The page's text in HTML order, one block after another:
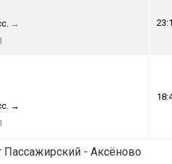
→
→
Пассажирский - Аксёново